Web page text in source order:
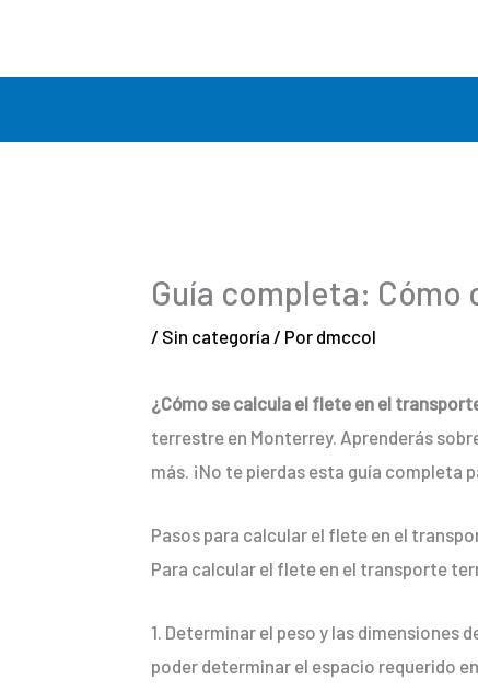
contenido
Guía completa:
/ Sin categoría / Por dmccol
¿Cómo se calcula el flete en el
terrestre en Monterrey. Aprenderás
más. ¡No te pierdas esta guía completa
Pasos para calcular el flete en el
Para calcular el flete en el transporte
1. Determinar el peso y las
poder determinar el espacio requerido